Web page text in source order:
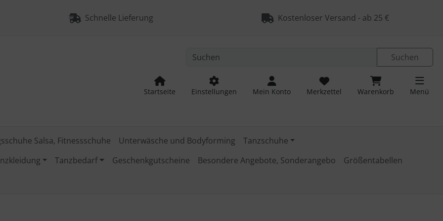
Schnelle Lieferung Kostenloser Versand - ab 25 €
Suchen
Startseite Einstellungen Mein Konto Merkzettel Warenkorb Menü
Salsa, Fitnessschuhe Unterwäsche und Bodyforming
Tanzschuhe
Tanzbedarf Geschenkgutscheine Besondere Angebote, Sonderangebo
Größentabellen